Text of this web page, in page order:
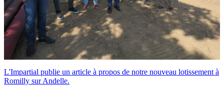
L'Impartial publie un article à propos de notre nouveau lotissement à
Romilly sur Andelle.